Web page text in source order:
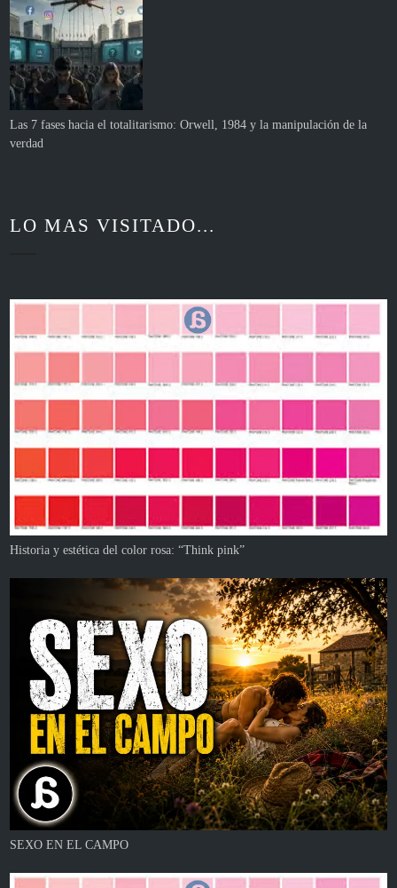
Las 7 fases hacia el totalitarismo: Orwell, 1984 y la manipulación de la
verdad
LO MAS VISITADO...
Historia y estética del color rosa: “Think pink”
SEXO EN EL CAMPO